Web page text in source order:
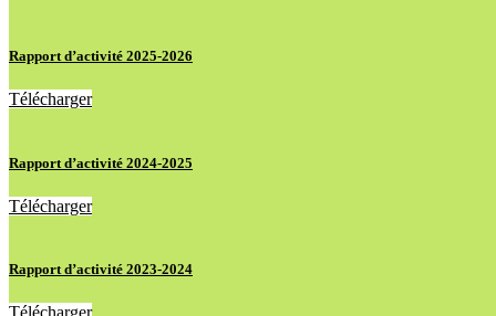
Rapport d’activité 2025-2026
Télécharger
Rapport d’activité 2024-2025
Télécharger
Rapport d’activité 2023-2024
Télécharger